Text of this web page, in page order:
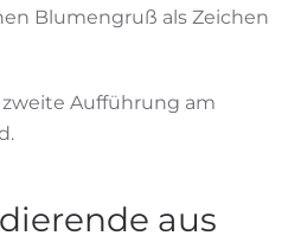
Blumengruß als Zeichen
Aufführung am
aus